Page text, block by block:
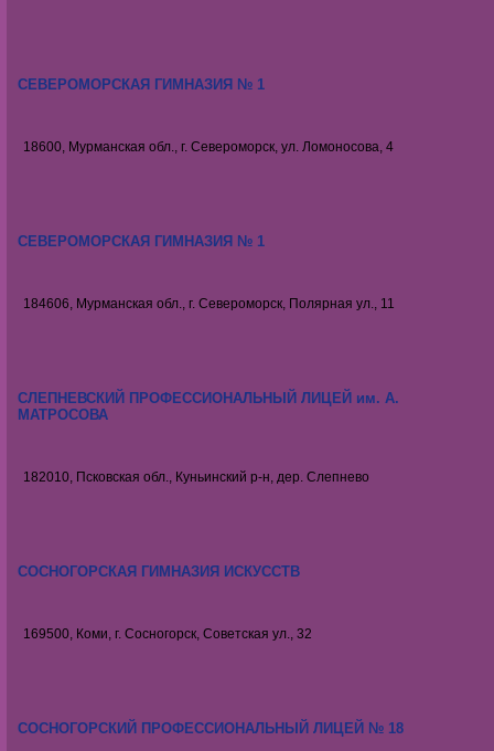
СЕВЕРОМОРСКАЯ ГИМНАЗИЯ № 1
18600, Мурманская обл., г. Североморск, ул. Ломоносова, 4
СЕВЕРОМОРСКАЯ ГИМНАЗИЯ № 1
184606, Мурманская обл., г. Североморск, Полярная ул., 11
СЛЕПНЕВСКИЙ ПРОФЕССИОНАЛЬНЫЙ ЛИЦЕЙ им. А.
МАТРОСОВА
182010, Псковская обл., Куньинский р-н, дер. Слепнево
СОСНОГОРСКАЯ ГИМНАЗИЯ ИСКУССТВ
169500, Коми, г. Сосногорск, Советская ул., 32
СОСНОГОРСКИЙ ПРОФЕССИОНАЛЬНЫЙ ЛИЦЕЙ № 18